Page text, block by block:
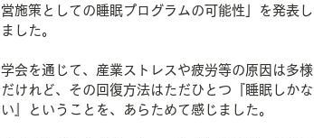
営施策としての睡眠プログラムの可能性」を発表し
ました。
学会を通じて、産業ストレスや疲労等の原因は多様
だけれど、その回復方法はただひとつ『睡眠しかな
い』ということを、あらためて感じました。